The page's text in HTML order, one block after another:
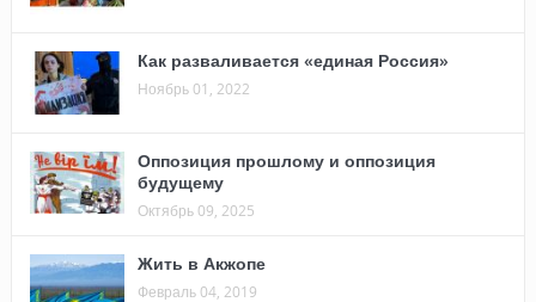
Как разваливается «единая Россия»
Ноябрь 01, 2022
Оппозиция прошлому и оппозиция
будущему
Октябрь 09, 2025
Жить в Акжопе
Февраль 04, 2019